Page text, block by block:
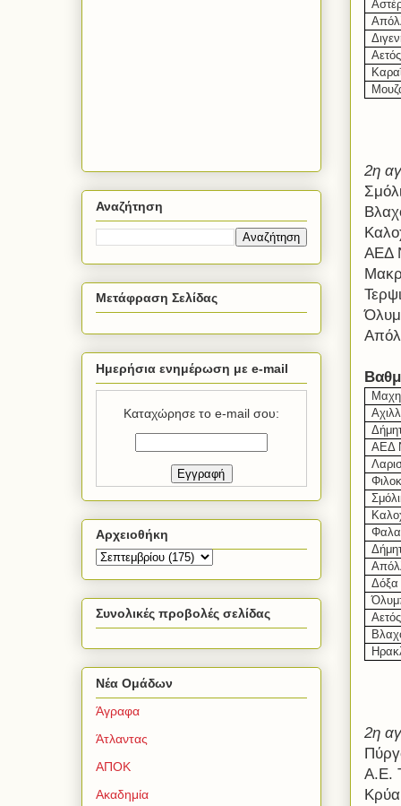
2η
ΑΕΔ
ΑΕΔ
Δόξα
2η
Α.Ε.
Αναζήτηση
Μετάφραση Σελίδας
Ημερήσια ενημέρωση με e-mail
Καταχώρησε το e-mail σου:
Αρχειοθήκη
Συνολικές προβολές σελίδας
Νέα Ομάδων
Άγραφα
Άτλαντας
ΑΠΟΚ
Ακαδημία